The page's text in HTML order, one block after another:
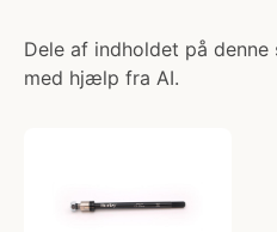
Dele af indholdet på
med hjælp fra AI.